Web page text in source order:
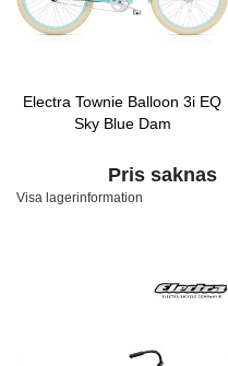
Electra Townie Balloon 3i EQ
Sky Blue Dam
Pris saknas
Visa lagerinformation